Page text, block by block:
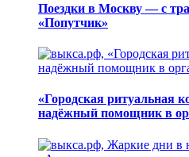
Поездки в Москву — с
«Попутчик»
«Городская ритуальная
надёжный помощник в